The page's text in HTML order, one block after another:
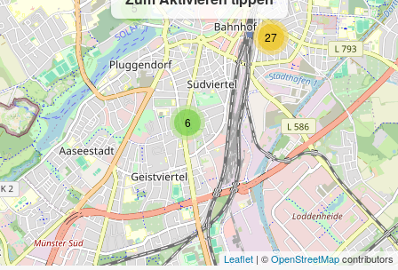
6
27
5
Leaflet | ©OpenStreetMapcontributors